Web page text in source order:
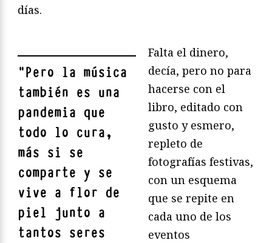
días.
"Pero la música
también es una
pandemia que
todo lo cura,
más si se
comparte y se
vive a flor de
piel junto a
tantos seres
Falta el dinero,
decía, pero no para
hacerse con el
libro, editado con
gusto y esmero,
repleto de
fotografías festivas,
con un esquema
que se repite en
cada uno de los
eventos